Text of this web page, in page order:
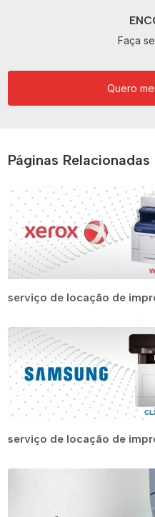
Faça
Quero
Páginas Relacionadas
serviço de locação de
serviço de locação de